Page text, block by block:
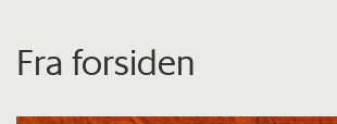
Fra forsiden